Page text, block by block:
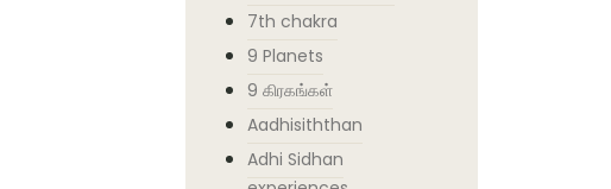
7th chakra
9 Planets
9 கிரகங்கள்
Aadhisiththan
Adhi Sidhan